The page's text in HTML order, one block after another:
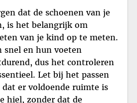
dat de schoenen van je
is het belangrijk om
van je kind op te meten.
snel en hun voeten
dus het controleren
Let bij het passen
dat er voldoende ruimte is
hiel, zonder dat de